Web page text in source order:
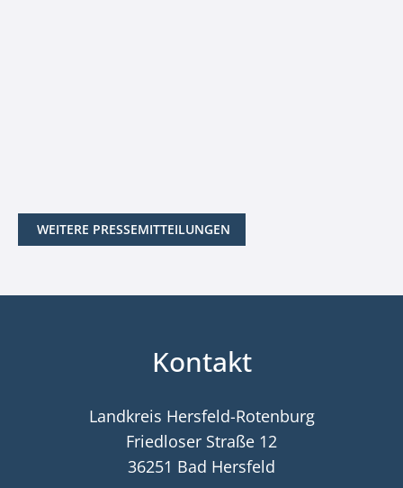
WEITERE PRESSEMITTEILUNGEN
Kontakt
Landkreis Hersfeld-Rotenburg
Friedloser Straße 12
36251 Bad Hersfeld